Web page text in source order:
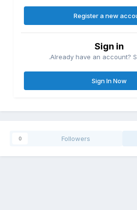
Register a new
Sign in
Already have an account?
Sign In Now
Followers
0